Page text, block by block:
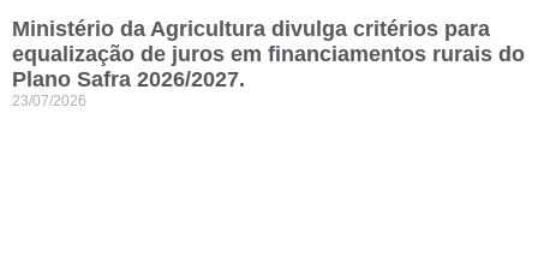
Ministério da Agricultura divulga critérios para
equalização de juros em financiamentos rurais do
Plano Safra 2026/2027.
23/07/2026